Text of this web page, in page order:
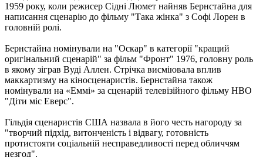
1959 року, коли режисер Сідні Люмет найняв Бернстайна для
написання сценарію до фільму "Така жінка" з Софі Лорен в
головній ролі.
Бернстайна номінували на "Оскар" в категорії "кращий
оригінальний сценарій" за фільм "Фронт" 1976, головну роль
в якому зіграв Вуді Аллен. Стрічка висміювала вплив
маккартизму на кіносценаристів. Бернстайна також
номінували на «Еммі» за сценарій телевізійного фільму HBO
"Діти міс Еверс".
Гільдія сценаристів США назвала в його честь нагороду за
"творчий підхід, витонченість і відвагу, готовність
протистояти соціальній несправедливості перед обличчям
незгод".